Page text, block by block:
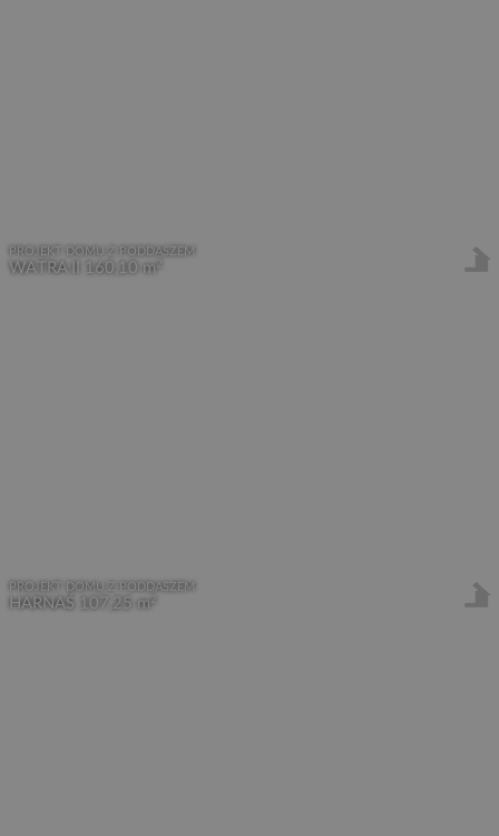
PROJEKT DOMU Z PODDASZEM
WATRA II 160,10 m 2
PROJEKT DOMU Z PODDASZEM
HARNAŚ 107,25 m 2